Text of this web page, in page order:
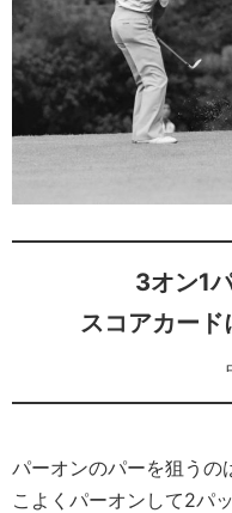
3オン1
スコアカー
パーオンのパーを狙うの
こよくパーオンして2パ